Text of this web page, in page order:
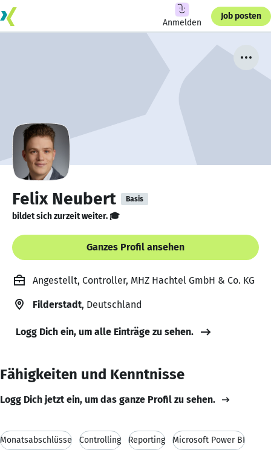
Anmelden
Job posten
Felix Neubert Basis
bildet sich zurzeit weiter. 🎓
Ganzes Profil ansehen
Angestellt, Controller, MHZ Hachtel GmbH & Co. KG
Filderstadt, Deutschland
Logg Dich ein, um alle Einträge zu sehen.
Fähigkeiten und Kenntnisse
Logg Dich jetzt ein, um das ganze Profil zu sehen.
Monatsabschlüsse Controlling Reporting Microsoft Power BI